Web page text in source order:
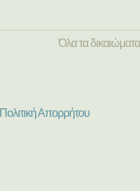
Όλα τα
Πολιτική Απορρήτου